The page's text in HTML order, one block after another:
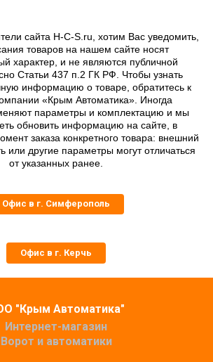
сайта H-C-S.ru, хотим Вас уведомить,
товаров на нашем сайте носят
характер, и не являются публичной
Статьи 437 п.2 ГК РФ. Чтобы узнать
информацию о товаре, обратитесь к
«Крым Автоматика». Иногда
параметры и комплектацию и мы
обновить информацию на сайте, в
заказа конкретного товара: внешний
или другие параметры могут отличаться
от указанных ранее.
Офис в г. Симферополь
Офис в г. Керчь
"Крым Автоматика"
Интернет-магазин
Ворот и автоматики